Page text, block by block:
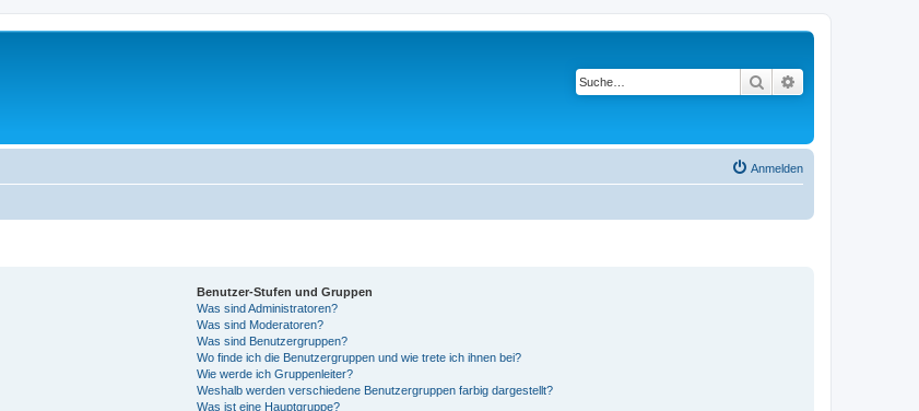
Suche
Anmelden
Benutzer-Stufen und Gruppen
Was sind Administratoren?
Was sind Moderatoren?
Was sind Benutzergruppen?
Wo finde ich die Benutzergruppen und wie trete ich ihnen bei?
Wie werde ich Gruppenleiter?
Weshalb werden verschiedene Benutzergruppen farbig dargestellt?
Was ist eine Hauptgruppe?